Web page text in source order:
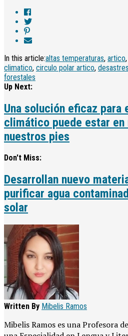
In this article:altas temperaturas, artico,
climatico, circulo polar artico,
forestales
Up Next:
Una solución eficaz para
climático puede estar en
nuestros pies
Don't Miss:
Desarrollan nuevo
purificar agua
solar
Written By Mibelis Ramos
Mibelis Ramos es una Profesora